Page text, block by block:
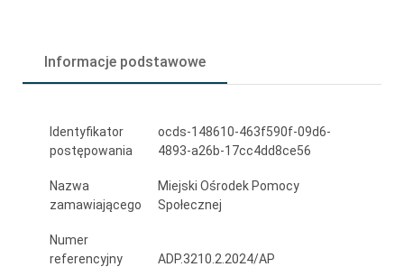
tym
osób
zaburzeniami
psychicznymi,
Informacje podstawowe
Identyfikator
postępowania
ocds-148610-463f590f-09d6-
4893-a26b-17cc4dd8ce56
Nazwa
zamawiającego
Miejski Ośrodek Pomocy
Społecznej
Numer
referencyjny
ADP.3210.2.2024/AP